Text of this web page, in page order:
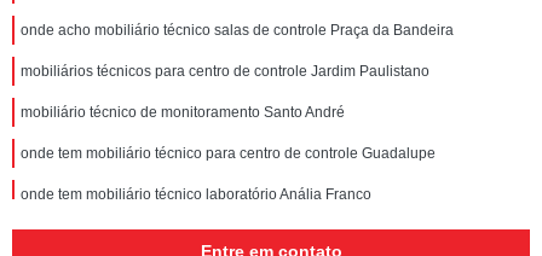
onde acho mobiliário técnico salas de controle Praça da Bandeira
mobiliários técnicos para centro de controle Jardim Paulistano
mobiliário técnico de monitoramento Santo André
onde tem mobiliário técnico para centro de controle Guadalupe
onde tem mobiliário técnico laboratório Anália Franco
Entre em contato